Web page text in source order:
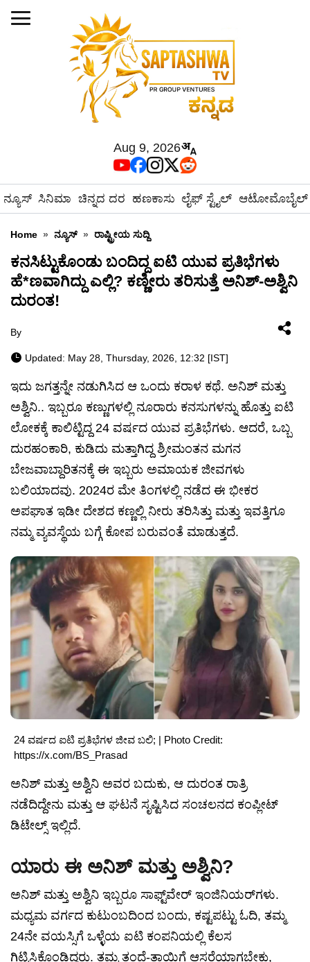
Aug 9, 2026
ನ್ಯೂಸ್ ಸಿನಿಮಾ ಚಿನ್ನದ ದರ ಹಣಕಾಸು ಲೈಫ್ ಸ್ಟೈಲ್ ಆಟೋಮೊಬೈಲ್
Home » ನ್ಯೂಸ್ » ರಾಷ್ಟ್ರೀಯ ಸುದ್ದಿ
ಕನಸಿಟ್ಟುಕೊಂಡು ಬಂದಿದ್ದ ಐಟಿ ಯುವ ಪ್ರತಿಭೆಗಳು
ಹೆ*ಣವಾಗಿದ್ದು ಎಲ್ಲಿ? ಕಣ್ಣೀರು ತರಿಸುತ್ತೆ ಅನಿಶ್-ಅಶ್ವಿನಿ
ದುರಂತ!
By
Updated: May 28, Thursday, 2026, 12:32 [IST]
ಇದು ಜಗತ್ತನ್ನೇ ನಡುಗಿಸಿದ ಆ ಒಂದು ಕರಾಳ ಕಥೆ. ಅನಿಶ್ ಮತ್ತು
ಅಶ್ವಿನಿ.. ಇಬ್ಬರೂ ಕಣ್ಣುಗಳಲ್ಲಿ ನೂರಾರು ಕನಸುಗಳನ್ನು ಹೊತ್ತು ಐಟಿ
ಲೋಕಕ್ಕೆ ಕಾಲಿಟ್ಟಿದ್ದ 24 ವರ್ಷದ ಯುವ ಪ್ರತಿಭೆಗಳು. ಆದರೆ, ಒಬ್ಬ
ದುರಹಂಕಾರಿ, ಕುಡಿದು ಮತ್ತಾಗಿದ್ದ ಶ್ರೀಮಂತನ ಮಗನ
ಬೇಜವಾಬ್ದಾರಿತನಕ್ಕೆ ಈ ಇಬ್ಬರು ಅಮಾಯಕ ಜೀವಗಳು
ಬಲಿಯಾದವು. 2024ರ ಮೇ ತಿಂಗಳಲ್ಲಿ ನಡೆದ ಈ ಭೀಕರ
ಅಪಘಾತ ಇಡೀ ದೇಶದ ಕಣ್ಣಲ್ಲಿ ನೀರು ತರಿಸಿತ್ತು ಮತ್ತು ಇವತ್ತಿಗೂ
ನಮ್ಮ ವ್ಯವಸ್ಥೆಯ ಬಗ್ಗೆ ಕೋಪ ಬರುವಂತೆ ಮಾಡುತ್ತದೆ.
24 ವರ್ಷದ ಐಟಿ ಪ್ರತಿಭೆಗಳ ಜೀವ ಬಲಿ; | Photo Credit:
https://x.com/BS_Prasad
ಅನಿಶ್ ಮತ್ತು ಅಶ್ವಿನಿ ಅವರ ಬದುಕು, ಆ ದುರಂತ ರಾತ್ರಿ
ನಡೆದಿದ್ದೇನು ಮತ್ತು ಆ ಘಟನೆ ಸೃಷ್ಟಿಸಿದ ಸಂಚಲನದ ಕಂಪ್ಲೀಟ್
ಡಿಟೇಲ್ಸ್ ಇಲ್ಲಿದೆ.
ಯಾರು ಈ ಅನಿಶ್ ಮತ್ತು ಅಶ್ವಿನಿ?
ಅನಿಶ್ ಮತ್ತು ಅಶ್ವಿನಿ ಇಬ್ಬರೂ ಸಾಫ್ಟ್‌ವೇರ್ ಇಂಜಿನಿಯರ್‌ಗಳು.
ಮಧ್ಯಮ ವರ್ಗದ ಕುಟುಂಬದಿಂದ ಬಂದು, ಕಷ್ಟಪಟ್ಟು ಓದಿ, ತಮ್ಮ
24ನೇ ವಯಸ್ಸಿಗೆ ಒಳ್ಳೆಯ ಐಟಿ ಕಂಪನಿಯಲ್ಲಿ ಕೆಲಸ
ಗಿಟ್ಟಿಸಿಕೊಂಡಿದ್ದರು. ತಮ್ಮ ತಂದೆ-ತಾಯಿಗೆ ಆಸರೆಯಾಗಬೇಕು,